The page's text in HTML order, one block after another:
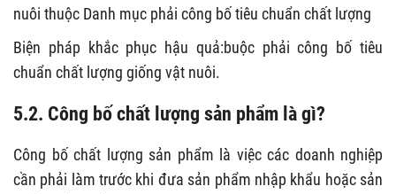
nuôi thuộc Danh mục phải công bố tiêu chuẩn chất lượng
Biện pháp khắc phục hậu quả:buộc phải công bố tiêu
chuẩn chất lượng giống vật nuôi.
5.2. Công bố chất lượng sản phẩm là gì?
Công bố chất lượng sản phẩm là việc các doanh nghiệp
cần phải làm trước khi đưa sản phẩm nhập khẩu hoặc sản